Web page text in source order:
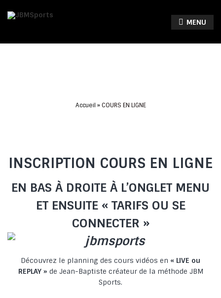
MENU
Accueil COURS EN LIGNE
INSCRIPTION COURS EN LIGNE
EN BAS À DROITE À L’ONGLET MENU
ET ENSUITE « TARIFS OU SE
CONNECTER »
Découvrez le planning des cours vidéos en « LIVE ou
REPLAY » de Jean-Baptiste créateur de la méthode JBM
Sports.